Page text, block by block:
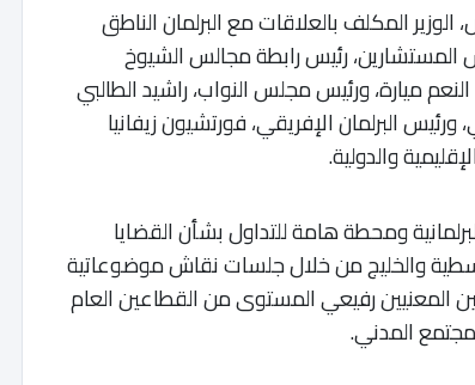
المكلف بالعلاقات مع البرلمان الناطق
رئيس رابطة مجالس الشيوخ
ميارة، ورئيس مجلس النواب، راشيد الطالبي
البرلمان الإفريقي، فورتشيون زيفانيا
والدولية.
ومحطة هامة للتداول بشأن القضايا
والخليج من خلال جلسات نقاش موضوعاتية
إلى جانب المسؤولين المعنيين رفيعي المستوى من القطاعين العام
المدني.